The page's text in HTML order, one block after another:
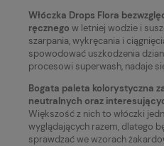
Włóczka Drops Flora
ręcznego w letniej wodzie i
szarpania, wykręcania i
spowodować uszkodzenia
procesowi superwash, nadaje
Bogata paleta kolorystyczna
neutralnych oraz
Większość z nich to włóczki
wyglądających razem, dlatego
sprawdzać we wzorach